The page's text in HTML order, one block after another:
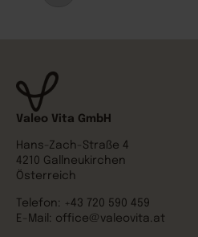
Valeo Vita GmbH
Hans-Zach-Straße 4
4210 Gallneukirchen
Österreich
Telefon: +43 720 590 459
E-Mail: office@valeovita.at